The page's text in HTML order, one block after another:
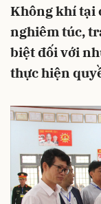
Không khí tại
nghiêm túc,
biệt đối với
thực hiện